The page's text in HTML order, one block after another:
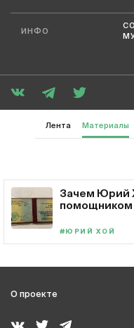
ИНФО
Лента Материалы
Зачем Юрий
помощником
#ЮРИЙ ХОЙ
О проекте